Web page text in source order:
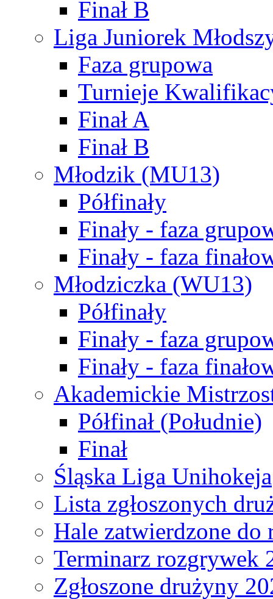
Finał B
Liga Juniorek
Faza grupowa
Turnieje
Finał A
Finał B
Młodzik (MU13)
Półfinały
Finały - faza
Finały - faza
Młodziczka (WU13)
Półfinały
Finały - faza
Finały - faza
Akademickie
Półfinał (Południe)
Finał
Śląska Liga Unihokeja
Lista zgłoszonych
Hale zatwierdzone do
Terminarz rozgrywek
Zgłoszone drużyny